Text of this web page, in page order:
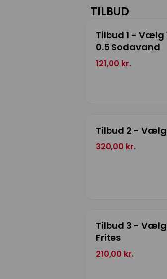
TILBUD
Tilbud 1 - Vælg
0.5 Sodavand
121,00 kr.
Tilbud 2 - Vælg
320,00 kr.
Tilbud 3 - Vælg
Frites
210,00 kr.